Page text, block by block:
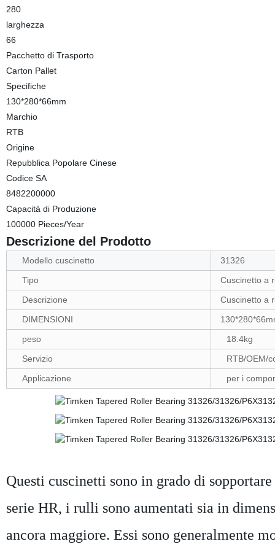
280
larghezza
66
Pacchetto di Trasporto
Carton Pallet
Specifiche
130*280*66mm
Marchio
RTB
Origine
Repubblica Popolare Cinese
Codice SA
8482200000
Capacità di Produzione
100000 Pieces/Year
Descrizione del Prodotto
Modello cuscinetto
31326
Tipo
Cuscinetto a
Descrizione
Cuscinetto a
DIMENSIONI
peso
18.4kg
Servizio
RTB/OEM/
Applicazione
per i
Questi cuscinetti sono in grado di
serie HR, i rulli sono aumentati sia in
ancora maggiore. Essi sono generalmente